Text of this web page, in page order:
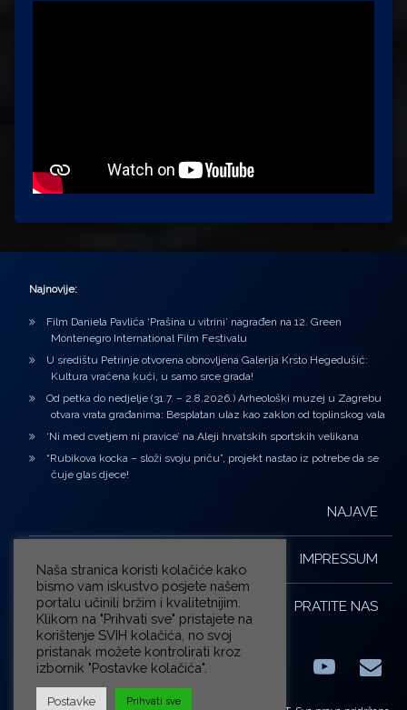
Najnovije:
Film Daniela Pavlića ‘Prašina u vitrini’ nagrađen na 12. Green
Montenegro International Film Festivalu
U središtu Petrinje otvorena obnovljena Galerija Krsto Hegedušić:
Kultura vraćena kući, u samo srce grada!
Od petka do nedjelje (31.7. – 2.8.2026.) Arheološki muzej u Zagrebu
otvara vrata građanima: Besplatan ulaz kao zaklon od toplinskog vala
‘Ni med cvetjem ni pravice’ na Aleji hrvatskih sportskih velikana
“Rubikova kocka – složi svoju priču”, projekt nastao iz potrebe da se
čuje glas djece!
NAJAVE
IMPRESSUM
PRATITE NAS
FacebookLinkedIn E-
Naša stranica koristi kolačiće kako
bismo vam iskustvo posjete našem
portalu učinili bržim i kvalitetnijim.
Klikom na "Prihvati sve" pristajete na
korištenje SVIH kolačića, no svoj
pristanak možete kontrolirati kroz
izbornik "Postavke kolačića".
Postavke Prihvati sve